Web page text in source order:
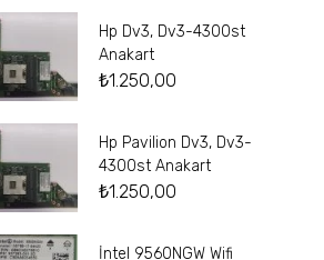
Hp Dv3, Dv3-4300st
Anakart
₺1.250,00
Hp Pavilion Dv3, Dv3-
4300st Anakart
₺1.250,00
İntel 9560NGW Wifi